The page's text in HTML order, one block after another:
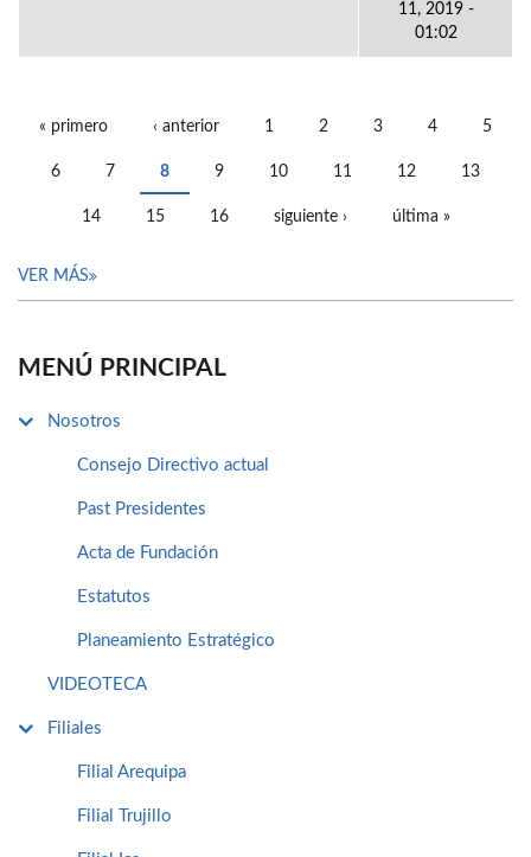
11, 2019 -
01:02
« primero ‹ anterior 1 2 3 4 5
6 7 8 9 10 11 12 13
14 15 16 siguiente › última »
VER MÁS
MENÚ PRINCIPAL
Nosotros
Consejo Directivo actual
Past Presidentes
Acta de Fundación
Estatutos
Planeamiento Estratégico
VIDEOTECA
Filiales
Filial Arequipa
Filial Trujillo